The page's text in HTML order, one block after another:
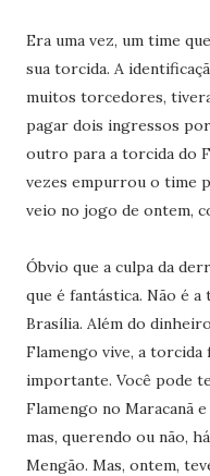
Era uma vez, um time
sua torcida. A
muitos torcedores,
pagar dois ingressos
outro para a torcida do
vezes empurrou o time
veio no jogo de ontem,
Óbvio que a culpa da
que é fantástica. Não é
Brasília. Além do
Flamengo vive, a torcida
importante. Você pode
Flamengo no Maracanã
mas, querendo ou não,
Mengão. Mas, ontem,